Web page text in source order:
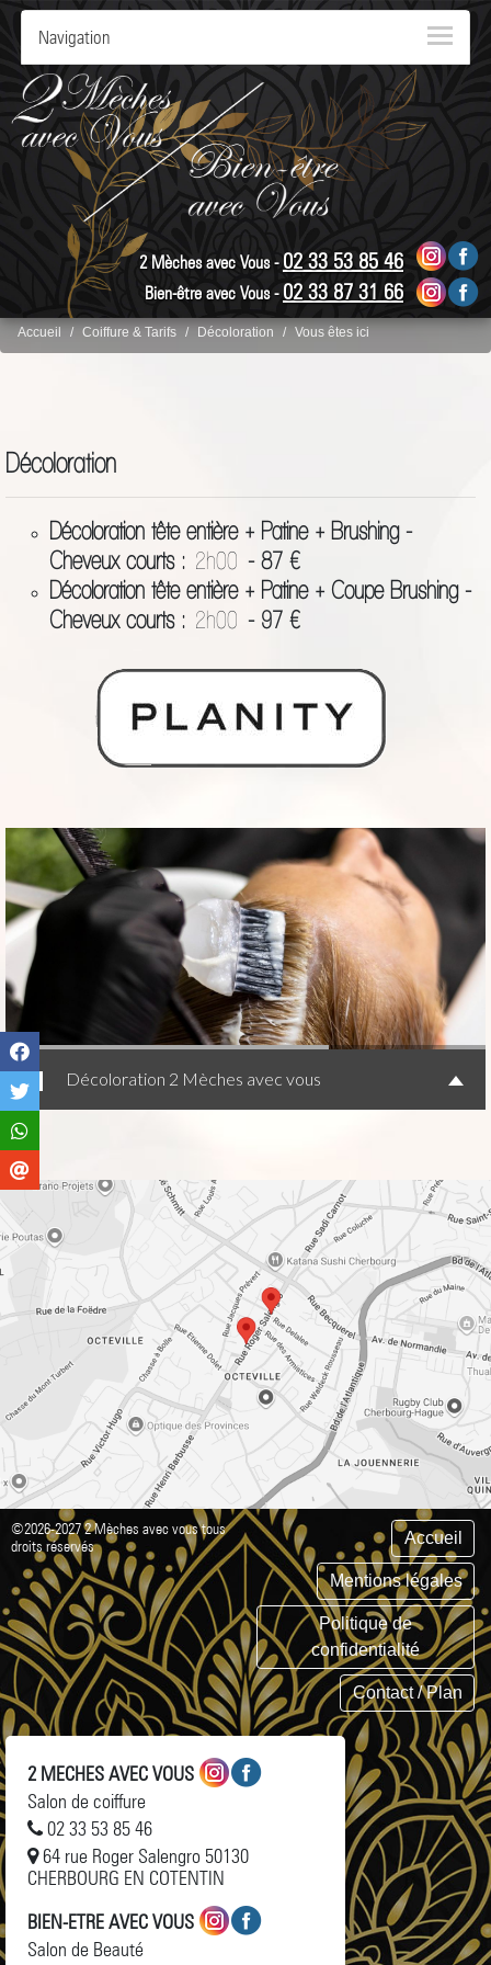
Navigation
2 Mèches avec Vous - 02 33 53 85 46
Bien-être avec Vous -02 33 87 31 66
Accueil Coiffure & Tarifs Décoloration Vous êtes ici
Décoloration
Décoloration tête entière + Patine + Brushing -
Cheveux courts : 2h00 - 87 €
Décoloration tête entière + Patine + Coupe Brushing -
Cheveux courts : 2h00 - 97 €
Décoloration 2 Mèches avec vous
©2026-2027 2 Mèches avec vous tous
droits réservés
2 MECHES AVEC VOUS
Salon de coiffure
02 33 53 85 46
64 rue Roger Salengro 50130
CHERBOURG EN COTENTIN
BIEN-ETRE AVEC VOUS
Salon de Beauté
Accueil
Mentions légales
Politique de
confidentialité
Contact / Plan